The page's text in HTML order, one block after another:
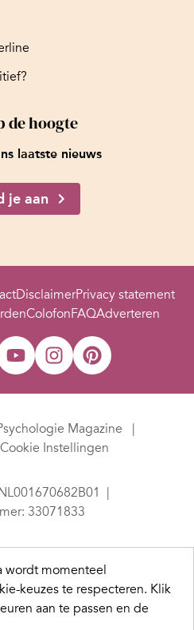
de hoogte
laatste nieuws
je aan
DisclaimerPrivacy statement
ColofonFAQAdverteren
Magazine
Cookie Instellingen
33071833
wordt momenteel
keuzes te respecteren. Klik
aan te passen en de